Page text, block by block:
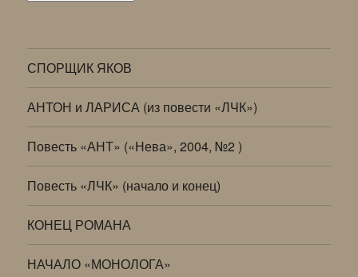
СПОРЩИК ЯКОВ
АНТОН и ЛАРИСА (из повести «ЛЧК»)
Повесть «АНТ» («Нева», 2004, №2 )
Повесть «ЛЧК» (начало и конец)
КОНЕЦ РОМАНА
НАЧАЛО «МОНОЛОГА»